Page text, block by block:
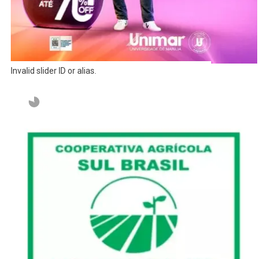
Invalid slider ID or alias.